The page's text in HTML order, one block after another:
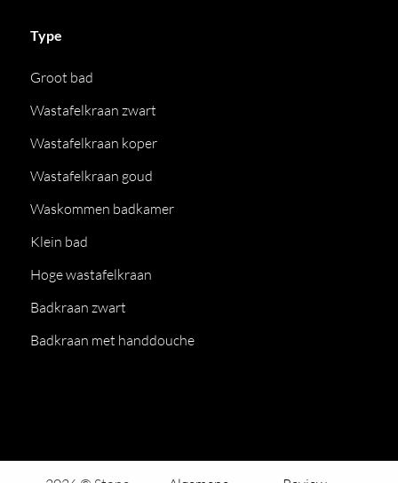
Type
Groot bad
Wastafelkraan zwart
Wastafelkraan koper
Wastafelkraan goud
Waskommen badkamer
Klein bad
Hoge wastafelkraan
Badkraan zwart
Badkraan met handdouche